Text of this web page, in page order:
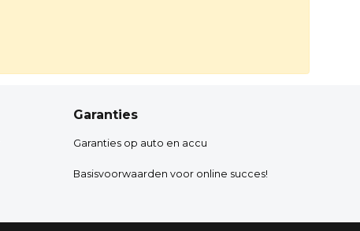
Garanties
Garanties op auto en accu
Basisvoorwaarden voor online succes!